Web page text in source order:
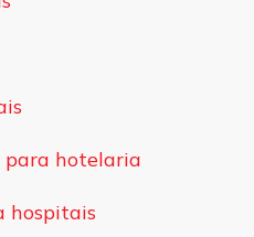
hotelaria
hospitais